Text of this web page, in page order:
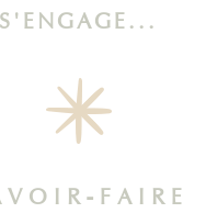
S'ENGAGE...
FAIRE